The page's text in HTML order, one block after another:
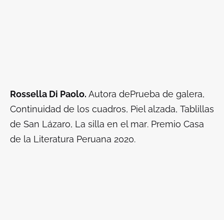
Rossella Di Paolo. Autora dePrueba de galera,
Continuidad de los cuadros, Piel alzada, Tablillas
de San Lázaro, La silla en el mar. Premio Casa
de la Literatura Peruana 2020.